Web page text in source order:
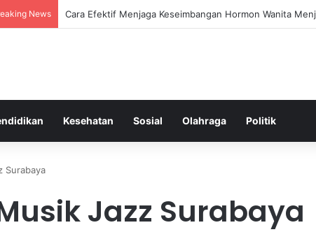
News Cara Efektif Menjaga Keseimbangan Hormon Wanita
Kesehatan Sosial Olahraga Politik
Surabaya
Jazz Surabaya